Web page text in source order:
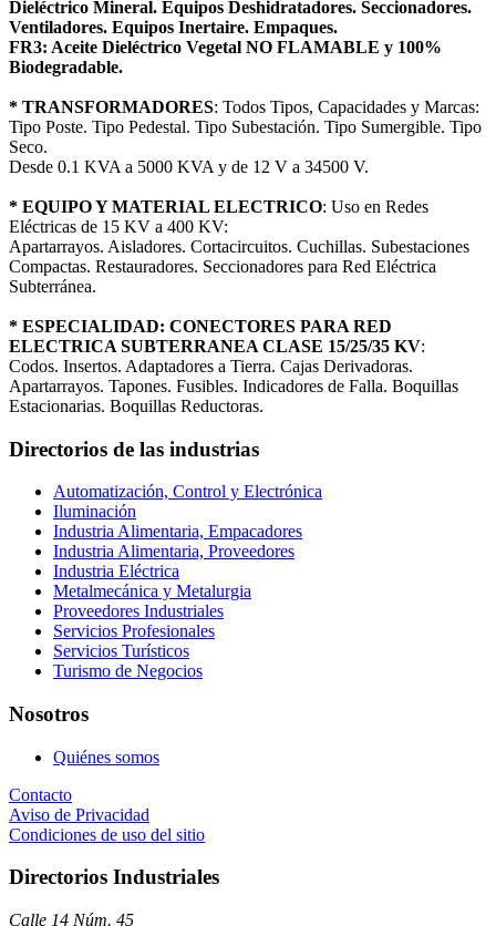
Dieléctrico Mineral. Equipos Deshidratadores. Seccionadores.
Ventiladores. Equipos Inertaire. Empaques.
FR3: Aceite Dieléctrico Vegetal NO FLAMABLE y 100%
Biodegradable.
* TRANSFORMADORES: Todos Tipos, Capacidades y Marcas:
Tipo Poste. Tipo Pedestal. Tipo Subestación. Tipo Sumergible. Tipo
Seco.
Desde 0.1 KVA a 5000 KVA y de 12 V a 34500 V.
* EQUIPO Y MATERIAL ELECTRICO: Uso en Redes
Eléctricas de 15 KV a 400 KV:
Apartarrayos. Aisladores. Cortacircuitos. Cuchillas. Subestaciones
Compactas. Restauradores. Seccionadores para Red Eléctrica
Subterránea.
* ESPECIALIDAD: CONECTORES PARA RED
ELECTRICA SUBTERRANEA CLASE 15/25/35 KV:
Codos. Insertos. Adaptadores a Tierra. Cajas Derivadoras.
Apartarrayos. Tapones. Fusibles. Indicadores de Falla. Boquillas
Estacionarias. Boquillas Reductoras.
Directorios de las industrias
Automatización, Control y Electrónica
Iluminación
Industria Alimentaria, Empacadores
Industria Alimentaria, Proveedores
Industria Eléctrica
Metalmecánica y Metalurgia
Proveedores Industriales
Servicios Profesionales
Servicios Turísticos
Turismo de Negocios
Nosotros
Quiénes somos
Contacto
Aviso de Privacidad
Condiciones de uso del sitio
Directorios Industriales
Calle 14 Núm. 45